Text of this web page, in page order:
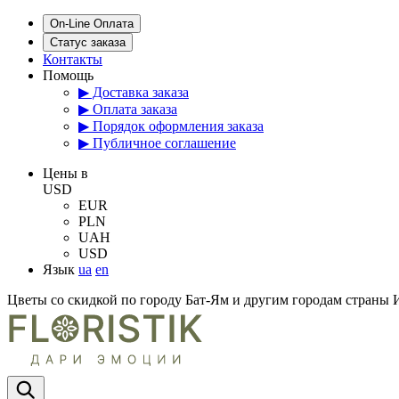
On-Line Оплата
Статус заказа
Контакты
Помощь
▶ Доставка заказа
▶ Оплата заказа
▶ Порядок оформления заказа
▶ Публичное соглашение
Цены в
USD
EUR
PLN
UAH
USD
Язык ua en
Цветы со скидкой по городу Бат-Ям и другим городам страны